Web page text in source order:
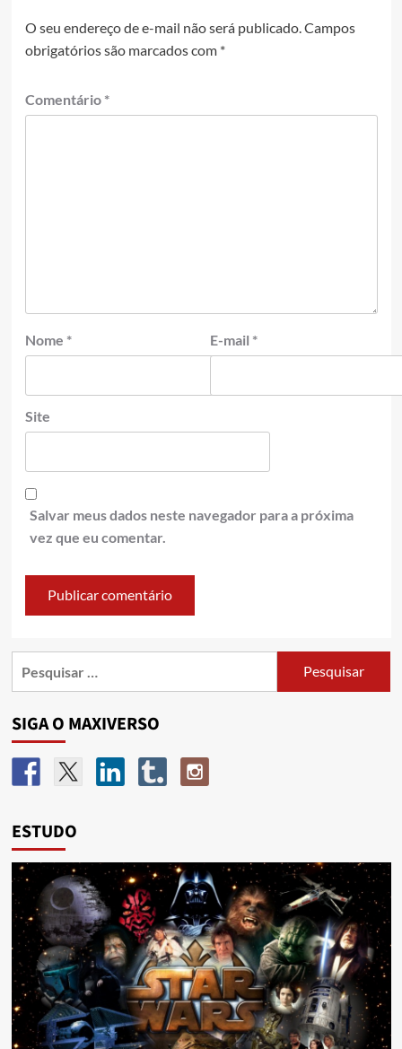
O seu endereço de e-mail não será publicado. Campos
obrigatórios são marcados com *
Comentário *
Nome * E-mail *
Site
Salvar meus dados neste navegador para a próxima
vez que eu comentar.
SIGA O MAXIVERSO
ESTUDO